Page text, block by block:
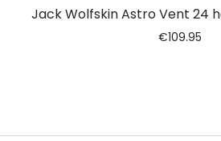
Jack Wolfskin Astro Vent 24
€109.95